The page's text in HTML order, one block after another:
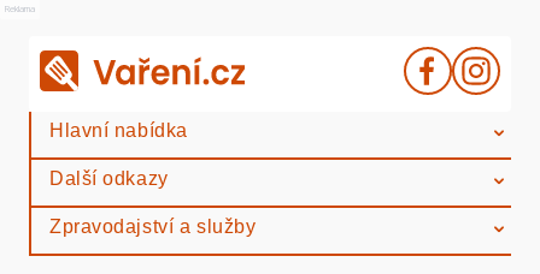
Reklama
Hlavní nabídka
Další odkazy
Zpravodajství a služby